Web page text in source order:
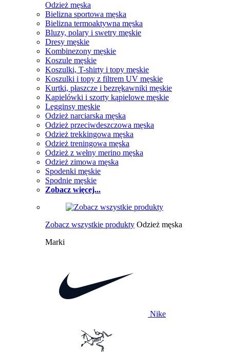
Odzież męska
Bielizna sportowa męska
Bielizna termoaktywna męska
Bluzy, polary i swetry męskie
Dresy męskie
Kombinezony męskie
Koszule męskie
Koszulki, T-shirty i topy męskie
Koszulki i topy z filtrem UV męskie
Kurtki, płaszcze i bezrękawniki męskie
Kąpielówki i szorty kąpielowe męskie
Legginsy męskie
Odzież narciarska męska
Odzież przeciwdeszczowa męska
Odzież trekkingowa męska
Odzież treningowa męska
Odzież z wełny merino męska
Odzież zimowa męska
Spodenki męskie
Spodnie męskie
Zobacz więcej...
Zobacz wszystkie produkty Odzież męska
Marki
Nike